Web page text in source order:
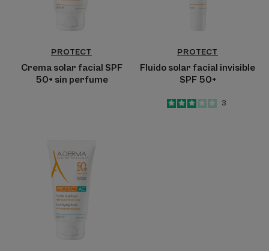
perfume
PROTECT
Crema solar facial SPF
50+ sin perfume
PROTECT
Fluido solar facial invisible
SPF 50+
3
/
5
3
solar
facial
matificante
SPF
50+